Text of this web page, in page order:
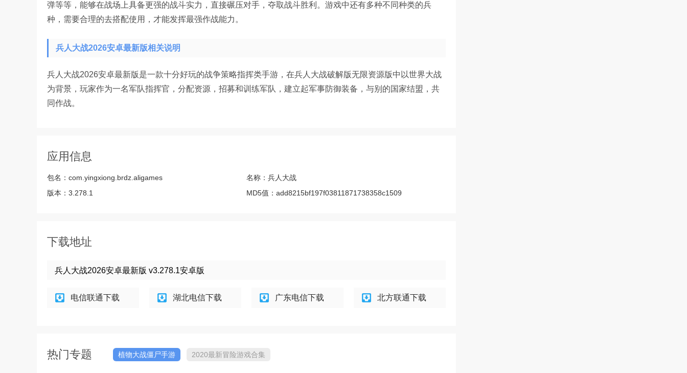
弹等等，能够在战场上具备更强的战斗实力，直接碾压对手，夺取战斗胜利。游戏中还有多种不同种类的兵
种，需要合理的去搭配使用，才能发挥最强作战能力。
兵人大战2026安卓最新版相关说明
兵人大战2026安卓最新版是一款十分好玩的战争策略指挥类手游，在兵人大战破解版无限资源版中以世界大战
为背景，玩家作为一名军队指挥官，分配资源，招募和训练军队，建立起军事防御装备，与别的国家结盟，共
同作战。
应用信息
包名： com.yingxiong.brdz.aligames 名称： 兵人大战
版本： 3.278.1 MD5值： add8215bf197f03811871738358c1509
下载地址
兵人大战2026安卓最新版 v3.278.1安卓版
电信联通下载 湖北电信下载 广东电信下载 北方联通下载
热门专题 植物大战僵尸手游 2020最新冒险游戏合集